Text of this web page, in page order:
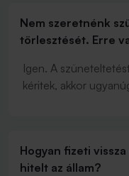
Nem szeretnénk
törlesztését. Erre
Igen. A
kéritek, akkor
Hogyan fizeti
hitelt az állam?